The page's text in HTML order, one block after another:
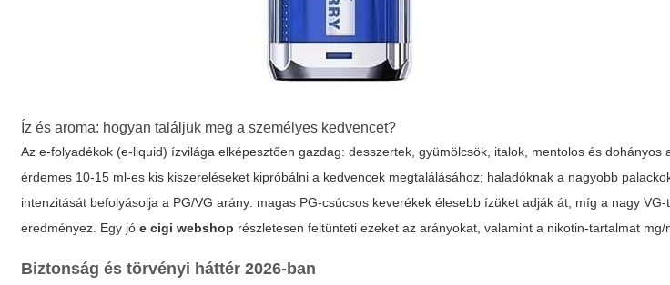
Íz és aroma: hogyan találjuk meg a személyes kedvencet?
Az e-folyadékok (e-liquid) ízvilága elképesztően gazdag: desszertek, gyümölcsök, italok, mentolos és dohányos
érdemes 10-15 ml-es kis kiszereléseket kipróbálni a kedvencek megtalálásához; haladóknak a nagyobb
intenzitását befolyásolja a PG/VG arány: magas PG-csúcsos keverékek élesebb ízüket adják át, míg a nagy
eredményez. Egy jóe cigi webshop részletesen feltünteti ezeket az arányokat, valamint a nikotin-tartalmat mg/
Biztonság és törvényi háttér 2026-ban